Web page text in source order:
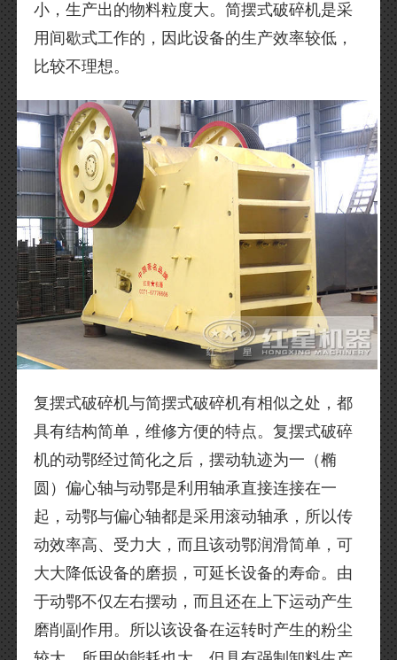
小，生产出的物料粒度大。简摆式破碎机是采
用间歇式工作的，因此设备的生产效率较低，
比较不理想。
复摆式破碎机与简摆式破碎机有相似之处，都
具有结构简单，维修方便的特点。复摆式破碎
机的动鄂经过简化之后，摆动轨迹为一（椭
圆）偏心轴与动鄂是利用轴承直接连接在一
起，动鄂与偏心轴都是采用滚动轴承，所以传
动效率高、受力大，而且该动鄂润滑简单，可
大大降低设备的磨损，可延长设备的寿命。由
于动鄂不仅左右摆动，而且还在上下运动产生
磨削副作用。所以该设备在运转时产生的粉尘